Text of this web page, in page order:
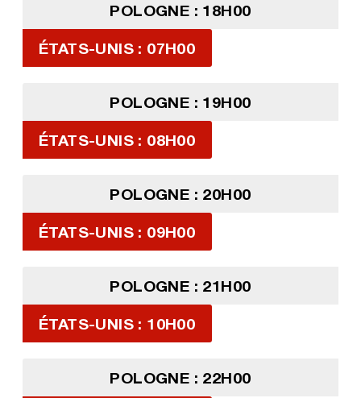
POLOGNE : 18H00
ÉTATS-UNIS : 07H00
POLOGNE : 19H00
ÉTATS-UNIS : 08H00
POLOGNE : 20H00
ÉTATS-UNIS : 09H00
POLOGNE : 21H00
ÉTATS-UNIS : 10H00
POLOGNE : 22H00